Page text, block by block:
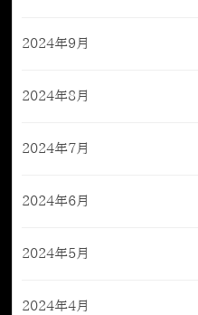
2024年9月
2024年8月
2024年7月
2024年6月
2024年5月
2024年4月